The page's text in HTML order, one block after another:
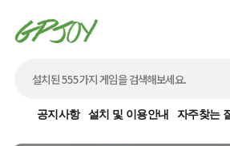
공지사항 설치 및 이용안내 자주찾는